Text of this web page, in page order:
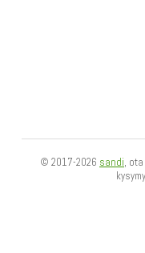
© 2017-2026 sandi,